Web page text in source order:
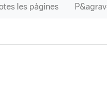
les pàgines